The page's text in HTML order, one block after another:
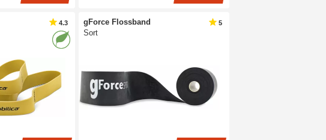
4.3
gForce Flossband
Sort
5